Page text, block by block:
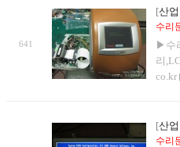
641
[산
수리
▶수
리
[산
수리